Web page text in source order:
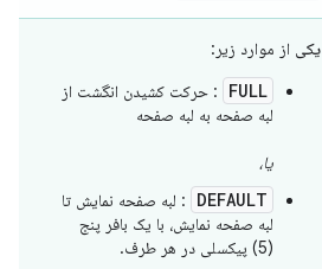
یکی از موارد زیر:
FULL
: حرکت کشیدن انگشت از
لبه صفحه به لبه صفحه
یا،
DEFAULT
: لبه صفحه نمایش تا
لبه صفحه نمایش، با یک بافر پنج
(5) پیکسلی در هر طرف.